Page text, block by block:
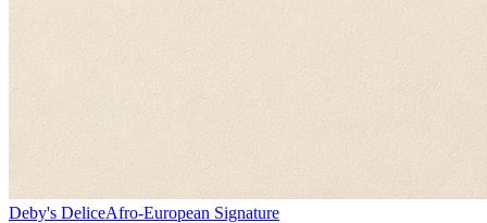
Deby's DeliceAfro-European Signature